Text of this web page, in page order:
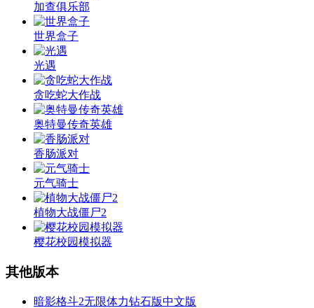
加查俱乐部
世界盒子
光遇
贪吃蛇大作战
奥特曼传奇英雄
香肠派对
元气骑士
植物大战僵尸2
樱花校园模拟器
其他版本
暗影格斗2无限体力钻石版中文版